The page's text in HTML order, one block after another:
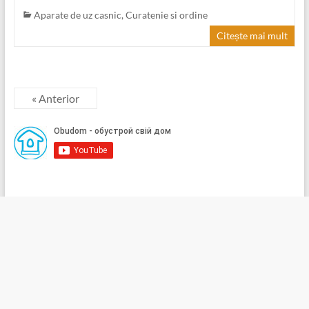
Aparate de uz casnic, Curatenie si ordine
Citește mai mult
« Anterior